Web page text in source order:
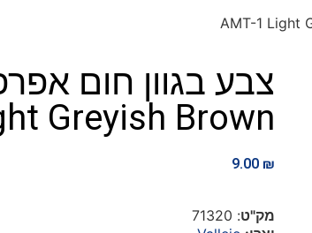
צבע בגוון חום
Greyish Brown
9.00 ₪
מק"ט: 71320